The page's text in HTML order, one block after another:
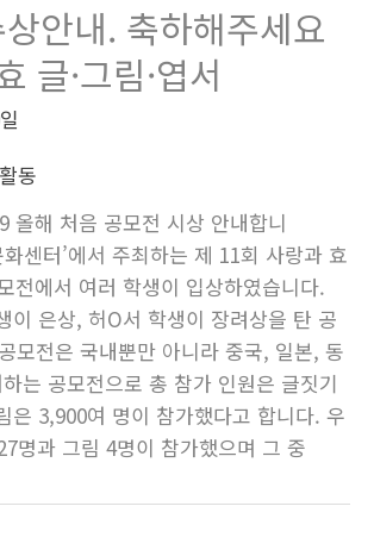
안내. 축하해주세요
글·그림·엽서
동
올해 처음 공모전 시상 안내합니
센터’에서 주최하는 제 11회 사랑과 효
전에서 여러 학생이 입상하였습니다.
이 은상, 허O서 학생이 장려상을 탄 공
모전은 국내뿐만 아니라 중국, 일본, 동
는 공모전으로 총 참가 인원은 글짓기
은 3,900여 명이 참가했다고 합니다. 우
명과 그림 4명이 참가했으며 그 중